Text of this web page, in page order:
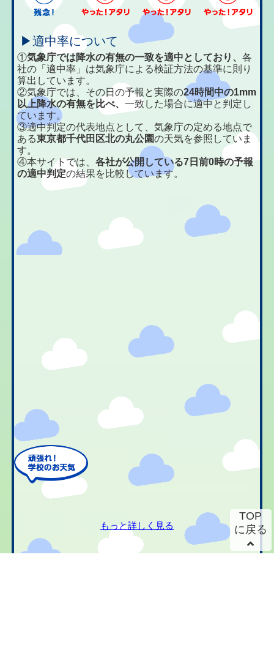
▶適中率について
①気象庁では降水の有無の一致を適中としており、各
社の「適中率」は気象庁による検証方法の基準に則り
算出しています。
②気象庁では、その日の予報と実際の24時間中の1mm
以上降水の有無を比べ、一致した場合に適中と判定し
ています。
③適中判定の代表地点として、気象庁の定める地点で
ある東京都千代田区北の丸公園の天気を参照していま
す。
④本サイトでは、各社が公開している7日前0時の予報
の適中判定の結果を比較しています。
もっと詳しく見る
TOP
に戻る